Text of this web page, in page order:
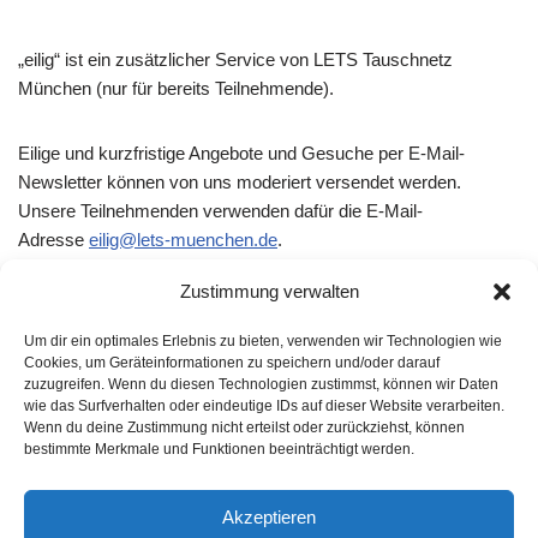
Zustimmung verwalten
Um dir ein optimales Erlebnis zu bieten, verwenden wir Technologien wie
Cookies, um Geräteinformationen zu speichern und/oder darauf
zuzugreifen. Wenn du diesen Technologien zustimmst, können wir Daten
wie das Surfverhalten oder eindeutige IDs auf dieser Website verarbeiten.
Wenn du deine Zustimmung nicht erteilst oder zurückziehst, können
bestimmte Merkmale und Funktionen beeinträchtigt werden.
Akzeptieren
„eilig“ ist ein zusätzlicher Service von LETS Tauschnetz
München (nur für bereits Teilnehmende).
Eilige und kurzfristige Angebote und Gesuche per E-Mail-
Newsletter können von uns moderiert versendet werden.
Unsere Teilnehmenden verwenden dafür die E-Mail-
Adresse eilig@lets-muenchen.de.
Wir prüfen den Eingang der E-Mails mehrmals am Tag. Diese E-
Mails werden dann als Newsletter an unsere Teilnehmenden
und an befreundete Tauschgemeinschaften im Umland
verschickt.
Beachten Sie bitte dasPDFmit weiteren Hinweisen hierzu.